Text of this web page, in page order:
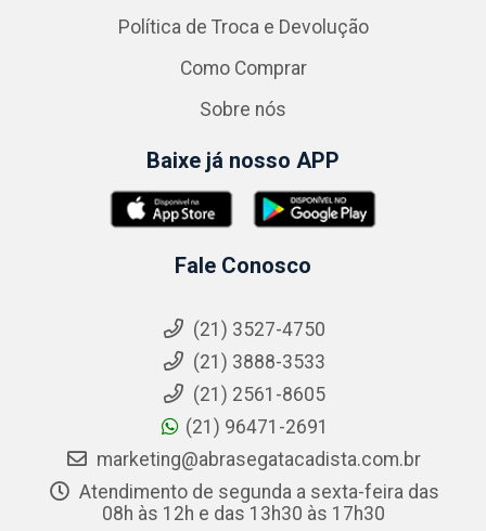
Política de Troca e Devolução
Como Comprar
Sobre nós
Baixe já nosso APP
Fale Conosco
(21) 3527-4750
(21) 3888-3533
(21) 2561-8605
(21) 96471-2691
marketing@abrasegatacadista.com.br
Atendimento de segunda a sexta-feira das
08h às 12h e das 13h30 às 17h30